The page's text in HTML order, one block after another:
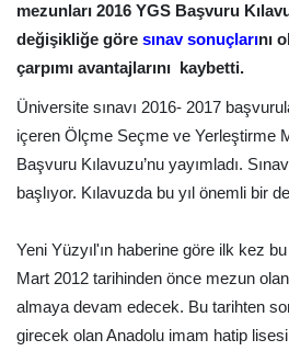
mezunları 2016 YGS Başvuru
değişikliğe göre sınav sonuçlarını
çarpımı avantajlarını kaybetti.
Üniversite sınavı 2016- 2017
içeren Ölçme Seçme ve Yerleştirme
Başvuru Kılavuzu’nu yayımladı.
başlıyor. Kılavuzda bu yıl önemli bir
Yeni Yüzyıl'ın haberine göre ilk kez
Mart 2012 tarihinden önce mezun
almaya devam edecek. Bu tarihten
girecek olan Anadolu imam hatip